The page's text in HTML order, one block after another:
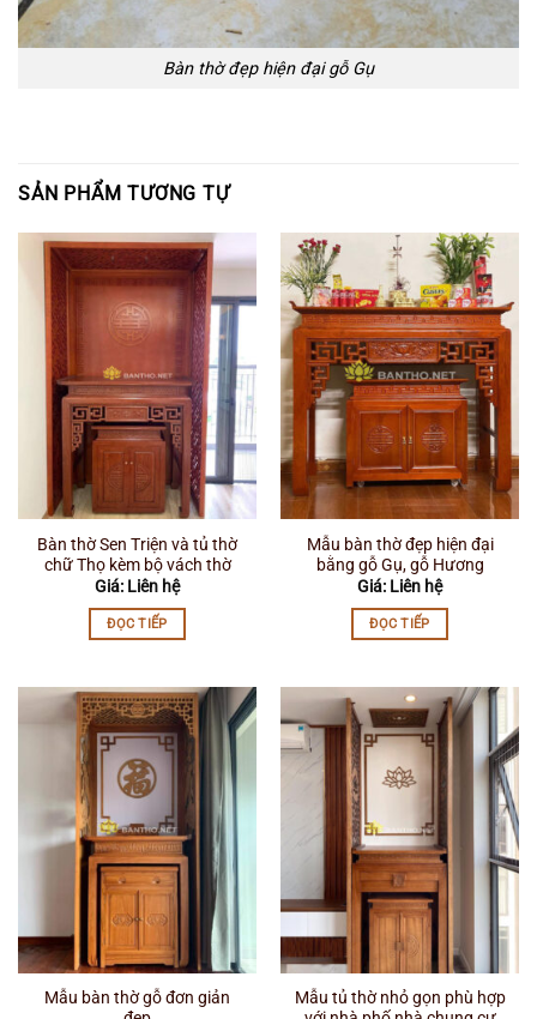
Bàn thờ đẹp hiện đại gỗ Gụ
SẢN PHẨM TƯƠNG TỰ
Bàn thờ Sen Triện và tủ thờ
chữ Thọ kèm bộ vách thờ
Giá: Liên hệ
ĐỌC TIẾP
Mẫu bàn thờ đẹp hiện đại
bằng gỗ Gụ, gỗ Hương
Giá: Liên hệ
ĐỌC TIẾP
Mẫu bàn thờ gỗ đơn giản
Mẫu tủ thờ nhỏ gọn phù hợp